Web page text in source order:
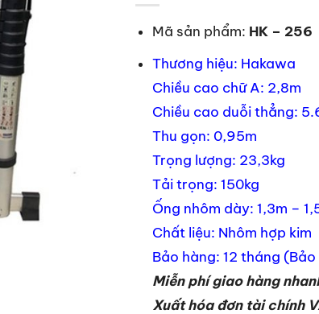
Mã sản phẩm: HK – 256
Thương hiệu: Hakawa
Chiều cao chữ A: 2,8m
Chiều cao duỗi thẳng:
Thu gọn: 0,95m
Trọng lượng: 23,3kg
Tải trọng: 150kg
Ống nhôm dày: 1,3m –
Chất liệu: Nhôm hợp kim
Bảo hàng: 12 tháng
Miễn phí giao hàng
Xuất hóa đơn tài chính